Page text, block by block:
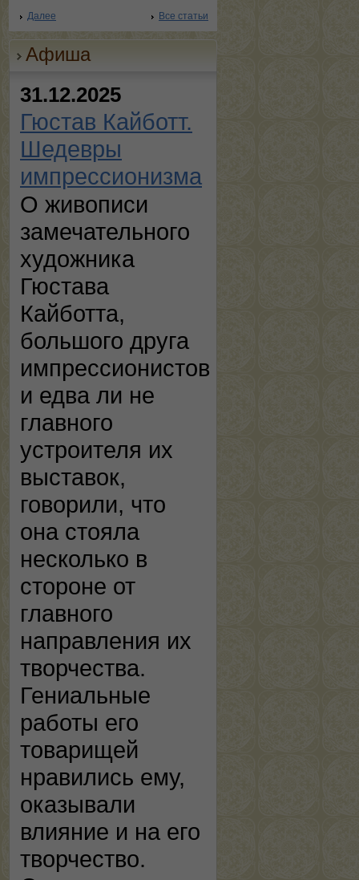
Далее Все статьи
Афиша
31.12.2025
Гюстав Кайботт.
Шедевры
импрессионизма
О живописи
замечательного
художника
Гюстава
Кайботта,
большого друга
импрессионистов
и едва ли не
главного
устроителя их
выставок,
говорили, что
она стояла
несколько в
стороне от
главного
направления их
творчества.
Гениальные
работы его
товарищей
нравились ему,
оказывали
влияние и на его
творчество.